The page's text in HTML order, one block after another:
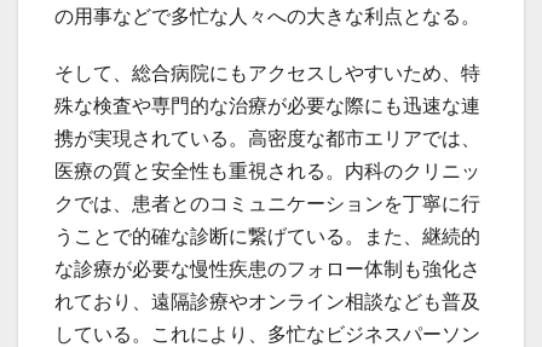
の用事などで多忙な人々への大きな利点となる。
そして、総合病院にもアクセスしやすいため、特
殊な検査や専門的な治療が必要な際にも迅速な連
携が実現されている。高密度な都市エリアでは、
医療の質と安全性も重視される。内科のクリニッ
クでは、患者とのコミュニケーションを丁寧に行
うことで的確な診断に繋げている。また、継続的
な診療が必要な慢性疾患のフォロー体制も強化さ
れており、遠隔診療やオンライン相談なども普及
している。これにより、多忙なビジネスパーソン